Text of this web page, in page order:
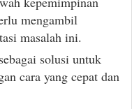
mengambil
masalah ini.
solusi untuk
cara yang cepat dan